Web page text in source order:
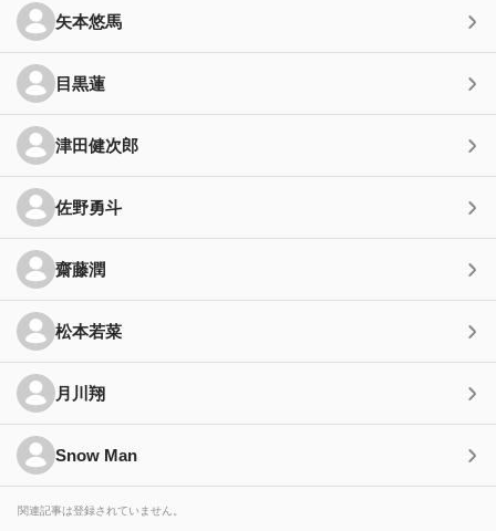
矢本悠馬
目黒蓮
津田健次郎
佐野勇斗
齋藤潤
松本若菜
月川翔
Snow Man
関連記事は登録されていません。